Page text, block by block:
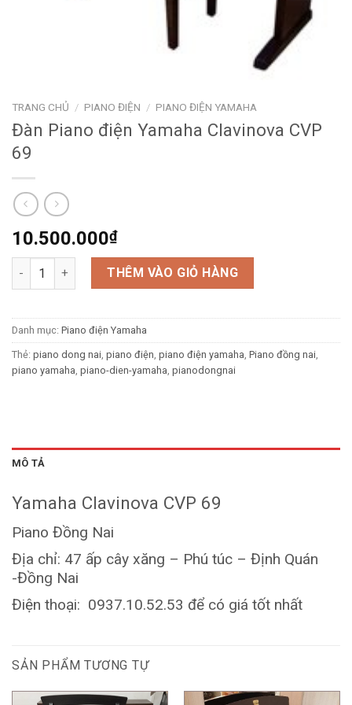
TRANG CHỦ / PIANO ĐIỆN / PIANO ĐIỆN YAMAHA
Đàn Piano điện Yamaha Clavinova CVP
69
10.500.000₫
Đàn Piano điện Yamaha Clavinova CVP 69 số lượng
THÊM VÀO GIỎ HÀNG
Danh mục: Piano điện Yamaha
Thẻ: piano dong nai, piano điện, piano điện yamaha, Piano đồng nai,
piano yamaha, piano-dien-yamaha, pianodongnai
MÔ TẢ
Yamaha Clavinova CVP 69
Piano Đồng Nai
Địa chỉ: 47 ấp cây xăng – Phú túc – Định Quán
-Đồng Nai
Điện thoại: 0937.10.52.53 để có giá tốt nhất
SẢN PHẨM TƯƠNG TỰ